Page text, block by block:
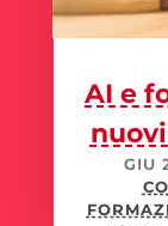
AI e
GIU